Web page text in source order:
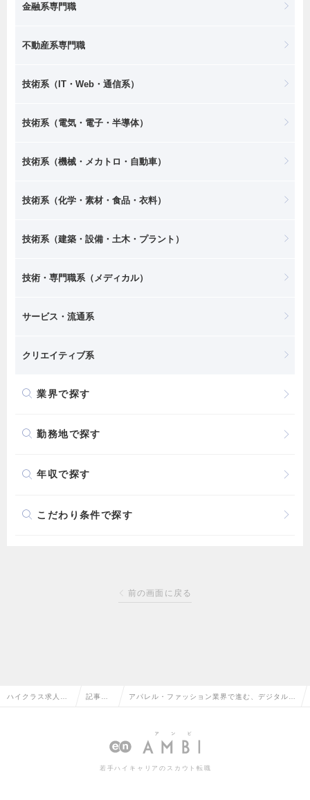
金融系専門職
不動産系専門職
技術系（IT・Web・通信系）
技術系（電気・電子・半導体）
技術系（機械・メカトロ・自動車）
技術系（化学・素材・食品・衣料）
技術系（建築・設備・土木・プラント）
技術・専門職系（メディカル）
サービス・流通系
クリエイティブ系
業界で探す
勤務地で探す
年収で探す
こだわり条件で探す
前の画面に戻る
ハイクラス求人TO 記事一 アパレル・ファッション業界で進む、デジタルシ
若手ハイキャリアのスカウト転職